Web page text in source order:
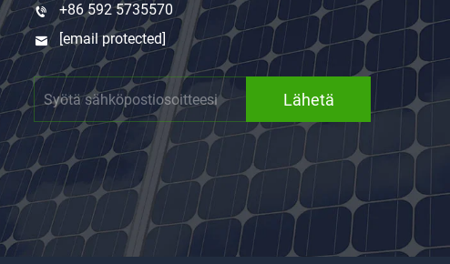
+86 592 5735570
[email protected]
Lähetä